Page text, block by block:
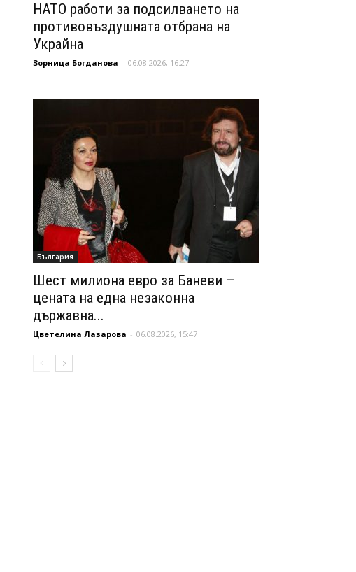
НАТО работи за подсилването на
противовъздушната отбрана на
Украйна
Зорница Богданова - 06.08.2026, 16:27
България
Шест милиона евро за Баневи –
цената на една незаконна
държавна...
Цветелина Лазарова - 06.08.2026, 15:47